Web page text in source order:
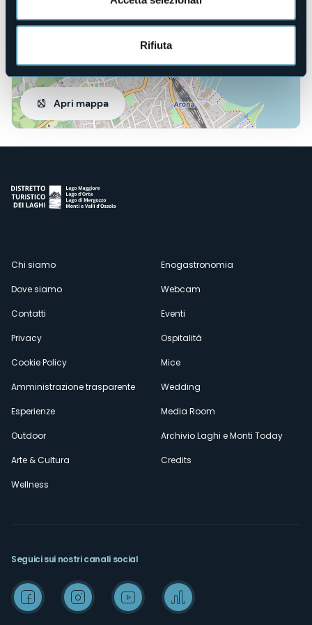
Rifiuta
Apri mappa
Menù
secondario
Chi siamo
Dove siamo
Contatti
Privacy
Cookie Policy
Amministrazione trasparente
Esperienze
Outdoor
Arte & Cultura
Wellness
Enogastronomia
Webcam
Eventi
Ospitalità
Mice
Wedding
Media Room
Archivio Laghi e Monti Today
Credits
Seguici sui nostri canali social